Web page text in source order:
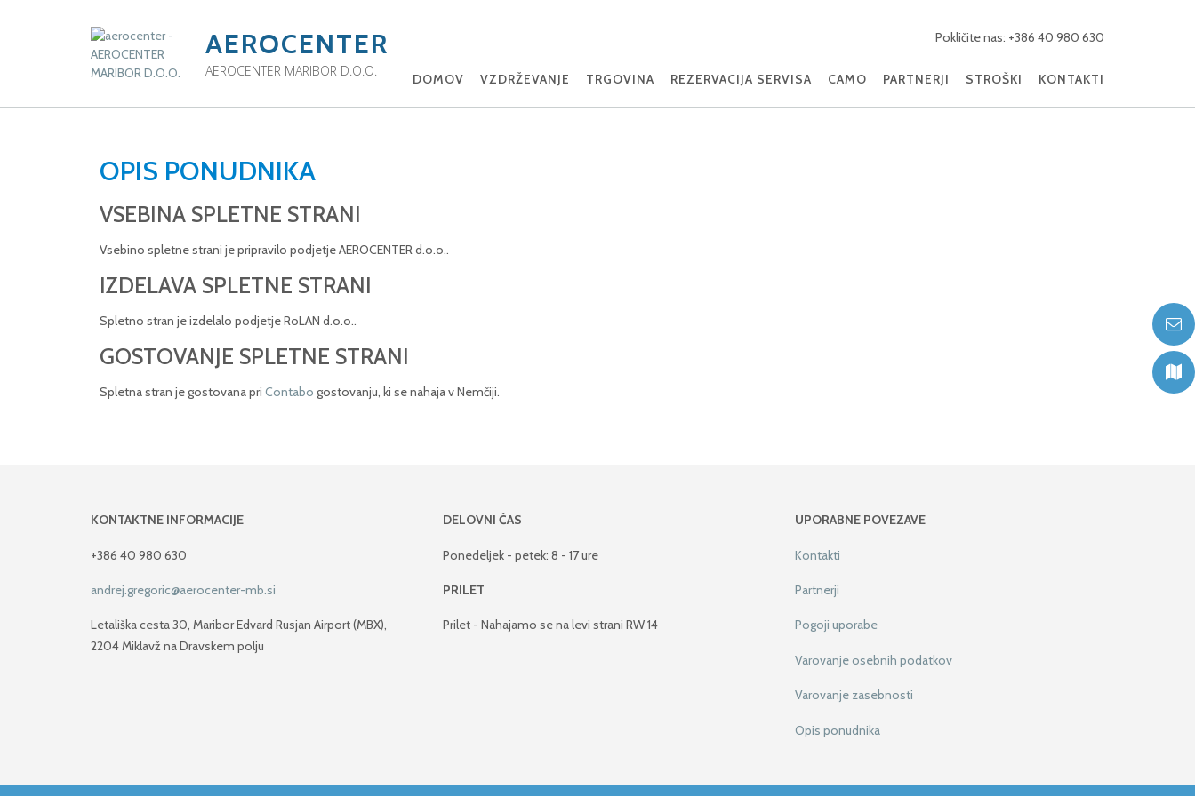
AEROCENTER
AEROCENTER MARIBOR D.O.O.
Pokličite nas: +386 40 980 630
DOMOV VZDRŽEVANJE TRGOVINA REZERVACIJA SERVISA CAMO PARTNERJI STROŠKI KONTAKTI
OPIS PONUDNIKA
VSEBINA SPLETNE STRANI
Vsebino spletne strani je pripravilo podjetje AEROCENTER d.o.o..
IZDELAVA SPLETNE STRANI
Spletno stran je izdelalo podjetje RoLAN d.o.o..
GOSTOVANJE SPLETNE STRANI
Spletna stran je gostovana pri Contabo gostovanju, ki se nahaja v Nemčiji.
KONTAKTNE INFORMACIJE
+386 40 980 630
andrej.gregoric@aerocenter-mb.si
Letališka cesta 30, Maribor Edvard Rusjan Airport (MBX),
2204 Miklavž na Dravskem polju
DELOVNI ČAS
Ponedeljek - petek: 8 - 17 ure
PRILET
Prilet - Nahajamo se na levi strani RW 14
UPORABNE POVEZAVE
Kontakti
Partnerji
Pogoji uporabe
Varovanje osebnih podatkov
Varovanje zasebnosti
Opis ponudnika